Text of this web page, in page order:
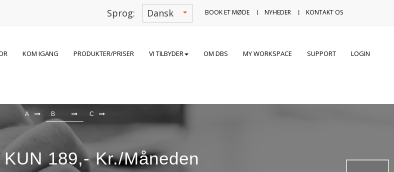
BOOK ET MØDE NYHEDER KONTAKT OS
Sprog:
KOM IGANG PRODUKTER/PRISER VI TILBYDER OM DBS MY WORKSPACE SUPPORT LOGIN
A B C
189,- Kr./måneden